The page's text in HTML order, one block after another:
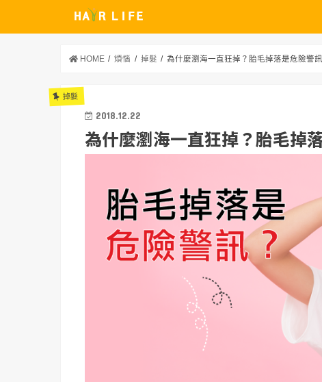
HOME 煩惱 掉髮 為什麼瀏海一直狂掉？胎毛掉落是危險警訊
掉髮
2018.12.22
為什麼瀏海一直狂掉？胎毛掉